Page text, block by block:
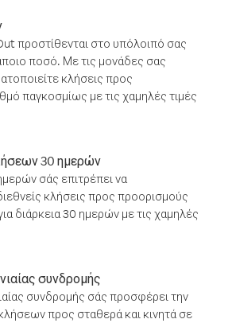
προστίθενται στο υπόλοιπό σας
ποσό. Με τις μονάδες σας
κλήσεις προς
παγκοσμίως με τις χαμηλές τιμές
30 ημερών
σάς επιτρέπει να
κλήσεις προς προορισμούς
διάρκεια 30 ημερών με τις χαμηλές
συνδρομής
συνδρομής σάς προσφέρει την
προς σταθερά και κινητά σε